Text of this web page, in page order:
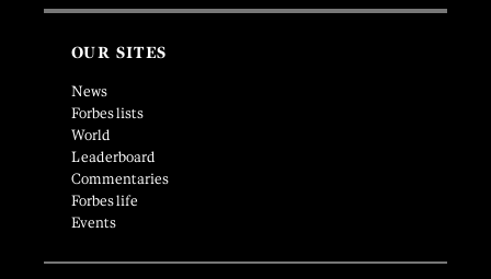
OUR SITES
News
Forbes lists
World
Leaderboard
Commentaries
Forbes life
Events